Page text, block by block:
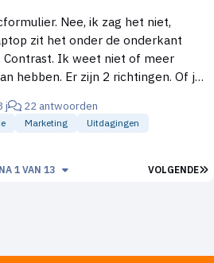
ik zag het niet,
zit het onder de onderkant
2 richtingen. Of je
aan. Zie Higherlevel.
j 22 antwoorden
Marketing Uitdagingen
VOLGENDE
1 VAN 13